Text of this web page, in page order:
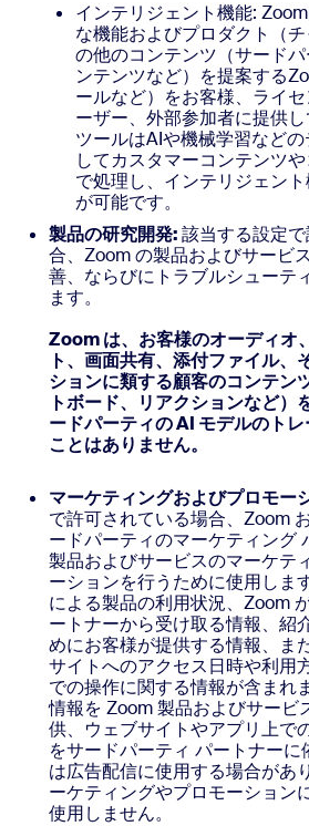
インテリジェント機能:
な機能およびプロダクト（
の他のコンテンツ（サード
ンテンツなど）を提案する
ールなど）をお客様、ライ
ーザー、外部参加者に提供
ツールはAIや機械学習など
してカスタマーコンテンツ
で処理し、インテリジェン
が可能です。
製品の研究開発:該当する設定
合、Zoom の製品およびサービ
善、ならびにトラブルシューテ
ます。
Zoom は、お客様のオーディオ
ト、画面共有、添付ファイル、
ションに類する顧客のコンテン
トボード、リアクションなど
ードパーティの AI モデルのト
ことはありません。
マーケティングおよびプロモー
で許可されている場合、Zoom
ードパーティのマーケティング
製品およびサービスのマーケテ
ーションを行うために使用しま
による製品の利用状況、Zoom
ートナーから受け取る情報、紹
めにお客様が提供する情報、ま
サイトへのアクセス日時や利用
での操作に関する情報が含まれ
情報を Zoom 製品およびサービ
供、ウェブサイトやアプリ上で
をサードパーティ パートナーに
は広告配信に使用する場合があ
ーケティングやプロモーション
使用しません。